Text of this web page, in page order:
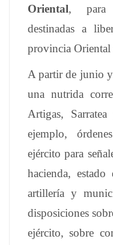
Oriental, para
destinadas a
provincia
A partir de junio y
una nutrida
Artigas,
ejemplo,
ejército para
hacienda, estado
artillería y
disposiciones
ejército, sobre